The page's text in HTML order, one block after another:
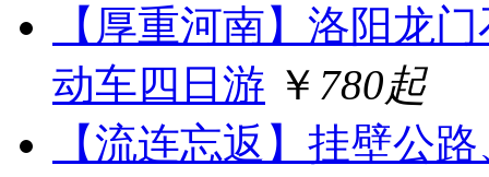
【厚重河南】洛阳龙
动车四日游 ￥ 780起
【流连忘返】挂壁公